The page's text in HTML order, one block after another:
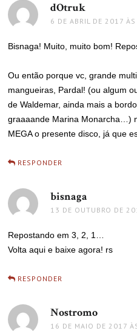
dOtruk
6 DE ABRIL DE 2017
Bisnaga! Muito, muito bom!
Ou então porque vc, grande
mangueiras, Pardal! (ou algum
de Waldemar, ainda mais a
graaaande Marina Monarcha…)
MEGA o presente disco, já que
RESPONDER
bisnaga
13 DE OUTUBRO DE
Repostando em 3, 2, 1…
Volta aqui e baixe agora! rs
RESPONDER
Nostromo
16 DE MAIO DE 2017